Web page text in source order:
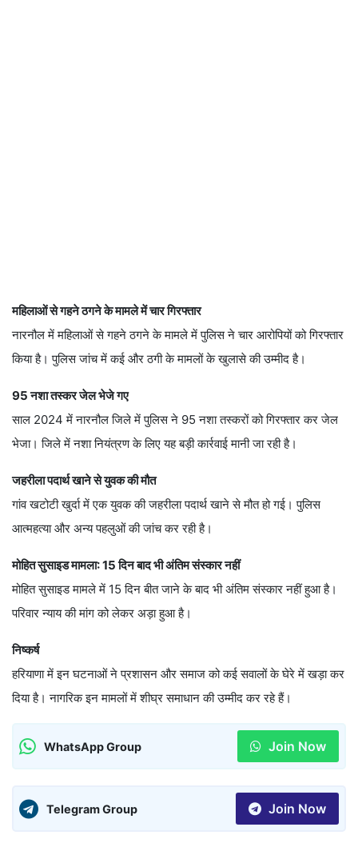
महिलाओं से गहने ठगने के मामले में चार गिरफ्तार
नारनौल में महिलाओं से गहने ठगने के मामले में पुलिस ने चार आरोपियों को गिरफ्तार
किया है। पुलिस जांच में कई और ठगी के मामलों के खुलासे की उम्मीद है।
95 नशा तस्कर जेल भेजे गए
साल 2024 में नारनौल जिले में पुलिस ने 95 नशा तस्करों को गिरफ्तार कर जेल
भेजा। जिले में नशा नियंत्रण के लिए यह बड़ी कार्रवाई मानी जा रही है।
जहरीला पदार्थ खाने से युवक की मौत
गांव खटोटी खुर्दा में एक युवक की जहरीला पदार्थ खाने से मौत हो गई। पुलिस
आत्महत्या और अन्य पहलुओं की जांच कर रही है।
मोहित सुसाइड मामला: 15 दिन बाद भी अंतिम संस्कार नहीं
मोहित सुसाइड मामले में 15 दिन बीत जाने के बाद भी अंतिम संस्कार नहीं हुआ है।
परिवार न्याय की मांग को लेकर अड़ा हुआ है।
निष्कर्ष
हरियाणा में इन घटनाओं ने प्रशासन और समाज को कई सवालों के घेरे में खड़ा कर
दिया है। नागरिक इन मामलों में शीघ्र समाधान की उम्मीद कर रहे हैं।
WhatsApp Group Join Now
Telegram Group Join Now